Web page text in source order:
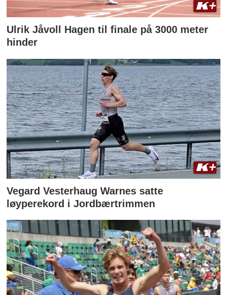
Ulrik Jåvoll Hagen til finale på 3000 meter
hinder
Vegard Vesterhaug Warnes satte
løyperekord i Jordbærtrimmen